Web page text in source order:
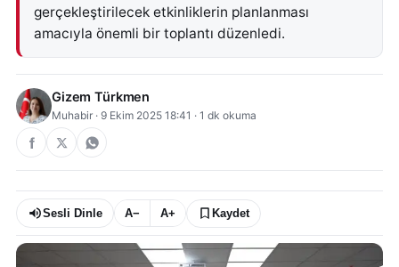
gerçekleştirilecek etkinliklerin planlanması
amacıyla önemli bir toplantı düzenledi.
Gizem Türkmen
Muhabir · 9 Ekim 2025 18:41 · 1 dk okuma
Sesli Dinle A− A+ Kaydet